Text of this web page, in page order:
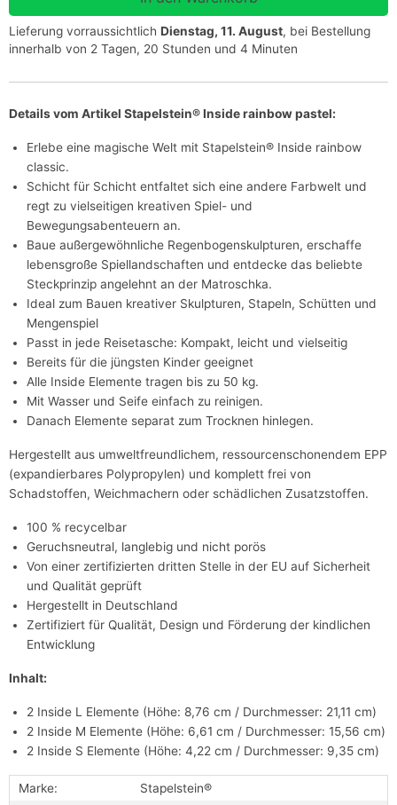
Lieferung vorraussichtlich Dienstag, 11. August, bei Bestellung
innerhalb von 2 Tagen, 20 Stunden und 4 Minuten
Details vom Artikel Stapelstein® Inside rainbow pastel:
Erlebe eine magische Welt mit Stapelstein® Inside rainbow
classic.
Schicht für Schicht entfaltet sich eine andere Farbwelt und
regt zu vielseitigen kreativen Spiel- und
Bewegungsabenteuern an.
Baue außergewöhnliche Regenbogenskulpturen, erschaffe
lebensgroße Spiellandschaften und entdecke das beliebte
Steckprinzip angelehnt an der Matroschka.
Ideal zum Bauen kreativer Skulpturen, Stapeln, Schütten und
Mengenspiel
Passt in jede Reisetasche: Kompakt, leicht und vielseitig
Bereits für die jüngsten Kinder geeignet
Alle Inside Elemente tragen bis zu 50 kg.
Mit Wasser und Seife einfach zu reinigen.
Danach Elemente separat zum Trocknen hinlegen.
Hergestellt aus umweltfreundlichem, ressourcenschonendem EPP
(expandierbares Polypropylen) und komplett frei von
Schadstoffen, Weichmachern oder schädlichen Zusatzstoffen.
100 % recycelbar
Geruchsneutral, langlebig und nicht porös
Von einer zertifizierten dritten Stelle in der EU auf Sicherheit
und Qualität geprüft
Hergestellt in Deutschland
Zertifiziert für Qualität, Design und Förderung der kindlichen
Entwicklung
Inhalt:
2 Inside L Elemente (Höhe: 8,76 cm / Durchmesser: 21,11 cm)
2 Inside M Elemente (Höhe: 6,61 cm / Durchmesser: 15,56 cm)
2 Inside S Elemente (Höhe: 4,22 cm / Durchmesser: 9,35 cm)
Marke:
Stapelstein®